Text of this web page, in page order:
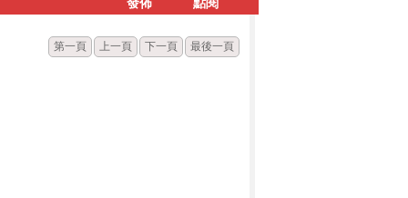
第一頁 上一頁 下一頁 最後一頁